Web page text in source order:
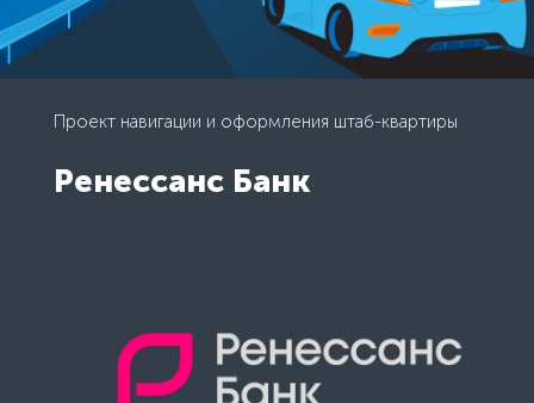
Проект навигации и оформления штаб-квартиры
Ренессанс Банк